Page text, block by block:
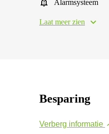
Alarmsysteem
Laat meer zien
Besparing
Verberg informatie